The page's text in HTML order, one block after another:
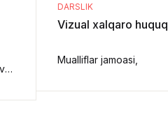
Yunusova M. S., Muxammadiyev J. O'.,
DARSLIK
Vizual xalqaro huquq
Mualliflar jamoasi,